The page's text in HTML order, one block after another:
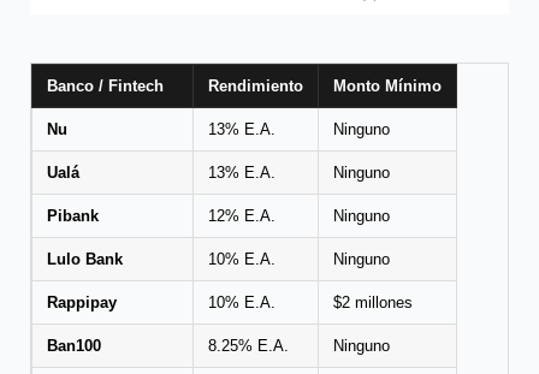
Banco / Fintech Rendimiento Monto Mínimo
Nu 13% E.A. Ninguno
Ualá 13% E.A. Ninguno
Pibank 12% E.A. Ninguno
Lulo Bank 10% E.A. Ninguno
Rappipay 10% E.A. $2 millones
Ban100 8.25% E.A. Ninguno